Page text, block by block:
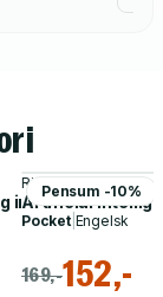
intelligens
Pensum -10%
Richard Urwin
Artificial
Pocket| Engelsk
169,-152,-